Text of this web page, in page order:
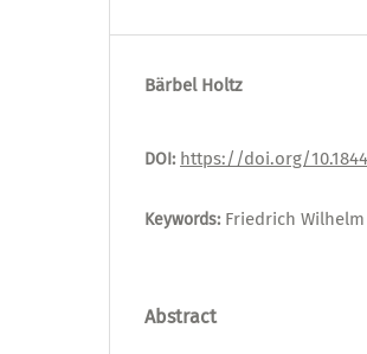
Bärbel Holtz
DOI: https://doi.org/
Keywords: Friedrich Wilhelm
Abstract